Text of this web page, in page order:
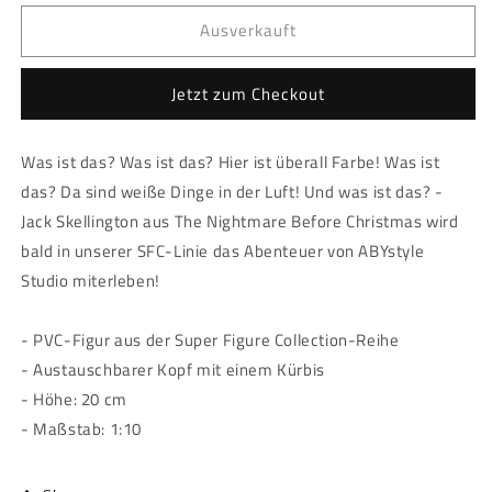
Menge
Nightmare
-
-
&quot;Jack
Skellington&quot;
Menge
Nightmare
Christmas
-
-
&quot;Jack
Skellington&quot;
Ausverkauft
Jetzt zum Checkout
Was ist das? Was ist das? Hier ist überall Farbe! Was ist
das? Da sind weiße Dinge in der Luft! Und was ist das? -
Jack Skellington aus The Nightmare Before Christmas wird
bald in unserer SFC-Linie das Abenteuer von ABYstyle
Studio miterleben!
- PVC-Figur aus der Super Figure Collection-Reihe
- Austauschbarer Kopf mit einem Kürbis
- Höhe: 20 cm
- Maßstab: 1:10